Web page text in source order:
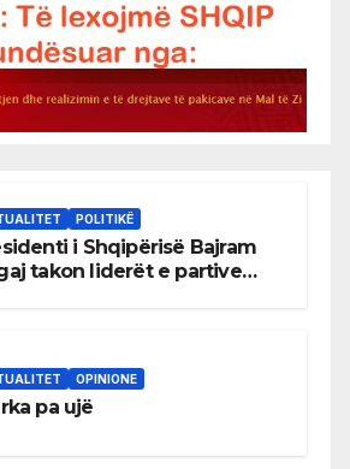
POLITIKË
i Shqipërisë Bajram
takon liderët e partive
OPINIONE
pa ujë